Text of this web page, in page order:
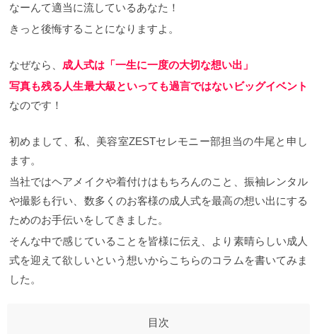
なーんて適当に流しているあなた！
きっと後悔することになりますよ。
なぜなら、 成人式は「一生に一度の大切な想い出」
写真も残る人生最大級といっても過言ではないビッグイベント
なのです！
初めまして、私、美容室ZESTセレモニー部担当の牛尾と申し
ます。
当社ではヘアメイクや着付けはもちろんのこと、振袖レンタル
や撮影も行い、数多くのお客様の成人式を最高の想い出にする
ためのお手伝いをしてきました。
そんな中で感じていることを皆様に伝え、より素晴らしい成人
式を迎えて欲しいという想いからこちらのコラムを書いてみま
した。